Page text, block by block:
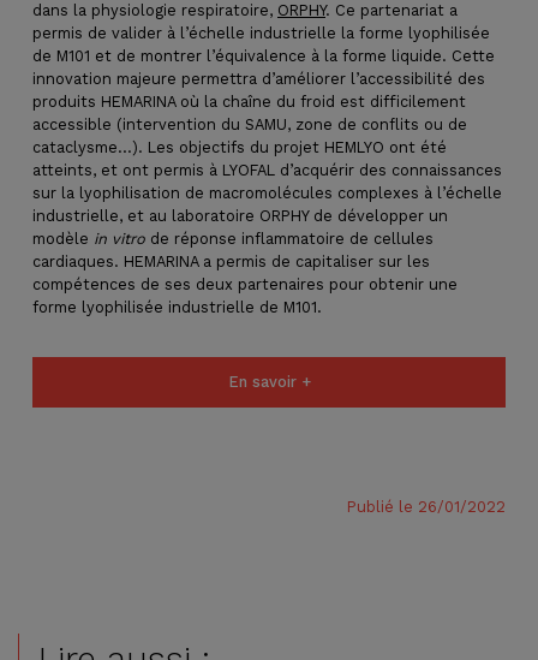
dans la physiologie respiratoire, ORPHY. Ce partenariat a
permis de valider à l’échelle industrielle la forme lyophilisée
de M101 et de montrer l’équivalence à la forme liquide. Cette
innovation majeure permettra d’améliorer l’accessibilité des
produits HEMARINA où la chaîne du froid est difficilement
accessible (intervention du SAMU, zone de conflits ou de
cataclysme…). Les objectifs du projet HEMLYO ont été
atteints, et ont permis à LYOFAL d’acquérir des connaissances
sur la lyophilisation de macromolécules complexes à l’échelle
industrielle, et au laboratoire ORPHY de développer un
modèle in vitro de réponse inflammatoire de cellules
cardiaques. HEMARINA a permis de capitaliser sur les
compétences de ses deux partenaires pour obtenir une
forme lyophilisée industrielle de M101.
En savoir +
Publié le 26/01/2022